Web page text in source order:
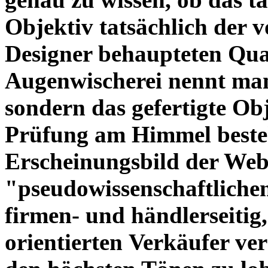
Objektiv tatsächlich der
Designer behaupteten
Augenwischerei nennt
sondern das gefertigte
Prüfung am Himmel
Erscheinungsbild der
firmen- und
orientierten Verkäufer